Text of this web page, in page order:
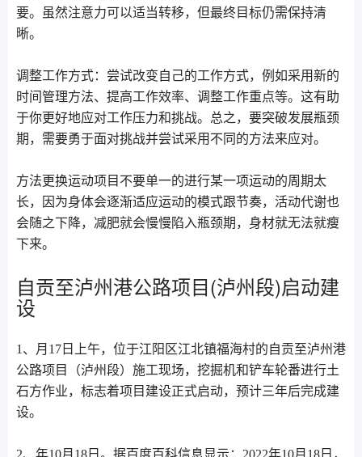
要。虽然注意力可以适当转移，但最终目标仍需保持清
晰。
调整工作方式：尝试改变自己的工作方式，例如采用新的
时间管理方法、提高工作效率、调整工作重点等。这有助
于你更好地应对工作压力和挑战。总之，要突破发展瓶颈
期，需要勇于面对挑战并尝试采用不同的方法来应对。
方法更换运动项目不要单一的进行某一项运动的周期太
长，因为身体会逐渐适应运动的模式跟节奏，活动代谢也
会随之下降，减肥就会慢慢陷入瓶颈期，身材就无法就瘦
下来。
自贡至泸州港公路项目(泸州段)启动建
设
1、月17日上午，位于江阳区江北镇福海村的自贡至泸州港
公路项目（泸州段）施工现场，挖掘机和铲车轮番进行土
石方作业，标志着项目建设正式启动，预计三年后完成建
设。